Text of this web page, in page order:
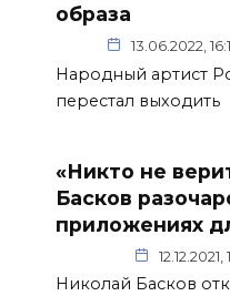
образа
13.06.2022,
Народный артист
перестал выходить
«Никто не
Басков
приложениях
12.12.2021,
Николай Басков